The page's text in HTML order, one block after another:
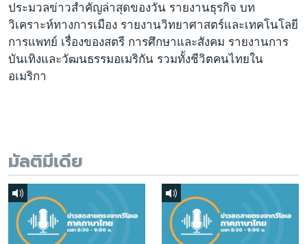
ประมวลข่าวสำคัญล่าสุดของวัน รายงานธุรกิจ บท
วิเคราะห์ทางการเมือง รายงานวิทยาศาสตร์และเทคโนโลยี
การแพทย์ เรื่องของสตรี การศึกษาและสังคม รายงานการ
บันเทิงและวัฒนธรรมอเมริกัน รวมทั้งชีวิตคนไทยใน
อเมริกา
มัลติมีเดีย